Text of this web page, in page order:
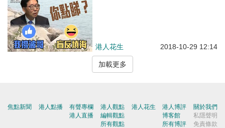
港人花生 2018-10-29 12:14
加載更多
焦點新聞 港人點播
有聲專欄
港人直播
港人觀點
編輯觀點
所有觀點
港人花生
港人博評
博客館
所有博評
關於我們
私隱聲明
免責條款